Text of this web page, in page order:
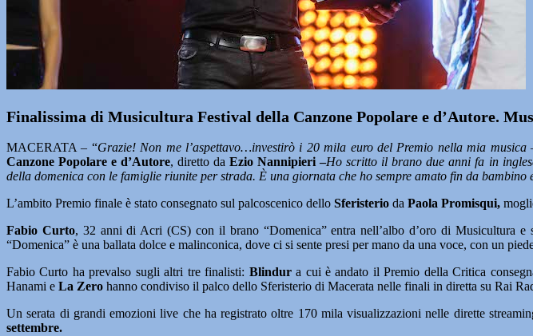
Finalissima di Musicultura Festival della Canzone Popolare e d’Autore.
MACERATA – “Grazie! Non me l’aspettavo…investirò i 20 mila euro del Premio nella mia musica
Canzone Popolare e d’Autore, diretto da Ezio Nannipieri –Ho scritto il brano due anni fa in
della domenica con le famiglie riunite per strada. È una giornata che ho sempre amato fin da bambino
L’ambito Premio finale è stato consegnato sul palcoscenico dello Sferisterio da Paola Promisqui,
Fabio Curto, 32 anni di Acri (CS) con il brano “Domenica” entra nell’albo d’oro di Musicultura
“Domenica” è una ballata dolce e malinconica, dove ci si sente presi per mano da una voce, con un
Fabio Curto ha prevalso sugli altri tre finalisti: Blindura cui è andato il Premio della Critica
Hanami e La Zero hanno condiviso il palco dello Sferisterio di Macerata nelle finali in diretta su Rai
Un serata di grandi emozioni live che ha registrato oltre 170 mila visualizzazioni nelle dirette
settembre.